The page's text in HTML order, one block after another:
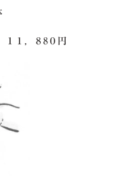
１１，８8０円